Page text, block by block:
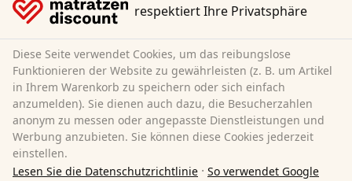
Größe:
120 x 200 cm
Material:
Gesamthöhe:
18 cm
Härtegrad:
CHF 129.95
Kostenloser Versand
Mehr erfahren
respektiert Ihre Privatsphäre
Diese Seite verwendet Cookies, um das reibungslose
Funktionieren der Website zu gewährleisten (z. B. um Artikel
in Ihrem Warenkorb zu speichern oder sich einfach
anzumelden). Sie dienen auch dazu, die Besucherzahlen
anonym zu messen oder angepasste Dienstleistungen und
Werbung anzubieten. Sie können diese Cookies jederzeit
einstellen.
Lesen Sie die Datenschutzrichtlinie · So verwendet Google